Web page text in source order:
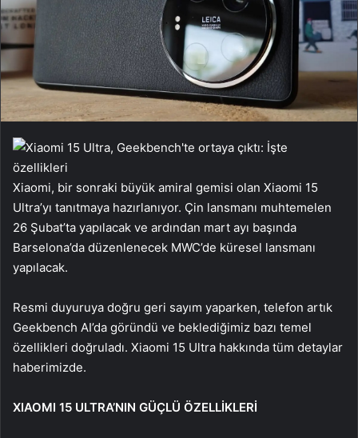
Xiaomi, bir sonraki büyük amiral gemisi olan Xiaomi 15
Ultra’yı tanıtmaya hazırlanıyor. Çin lansmanı muhtemelen
26 Şubat’ta yapılacak ve ardından mart ayı başında
Barselona’da düzenlenecek MWC’de küresel lansmanı
yapılacak.
Resmi duyuruya doğru geri sayım yaparken, telefon artık
Geekbench AI’da göründü ve beklediğimiz bazı temel
özellikleri doğruladı. Xiaomi 15 Ultra hakkında tüm detaylar
haberimizde.
XIAOMI 15 ULTRA’NIN GÜÇLÜ ÖZELLİKLERİ